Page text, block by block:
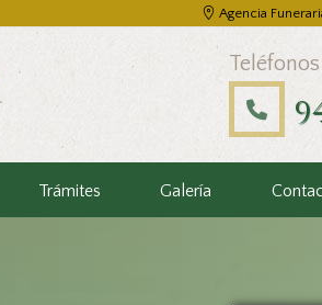
Agencia
Trámites Galería